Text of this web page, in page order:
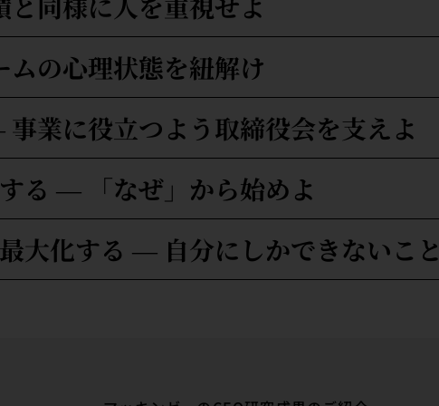
の心理状態を紐解け
業に役立つよう取締役会を支えよ
る ― 「なぜ」から始めよ
大化する ― 自分にしかできないこ